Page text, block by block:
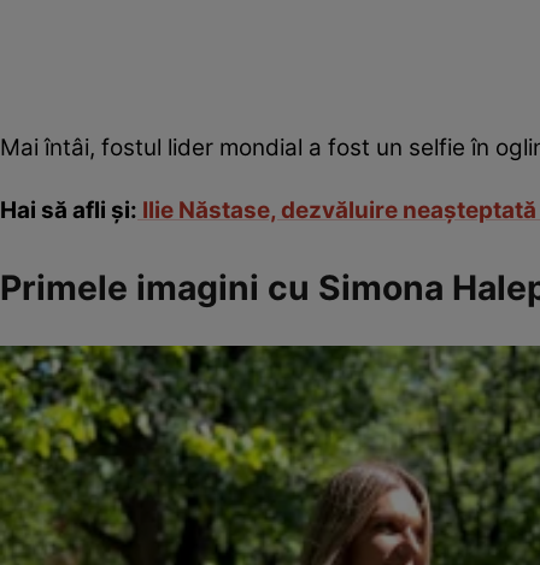
Mai întâi, fostul lider mondial a fost un selfie în
Hai să afli și: Ilie Năstase, dezvăluire
Primele imagini cu Simona